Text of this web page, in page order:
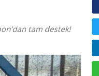
tam destek!